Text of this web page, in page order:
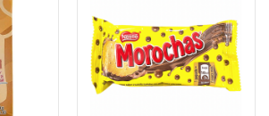
la cena. Con un tazón de cereales,